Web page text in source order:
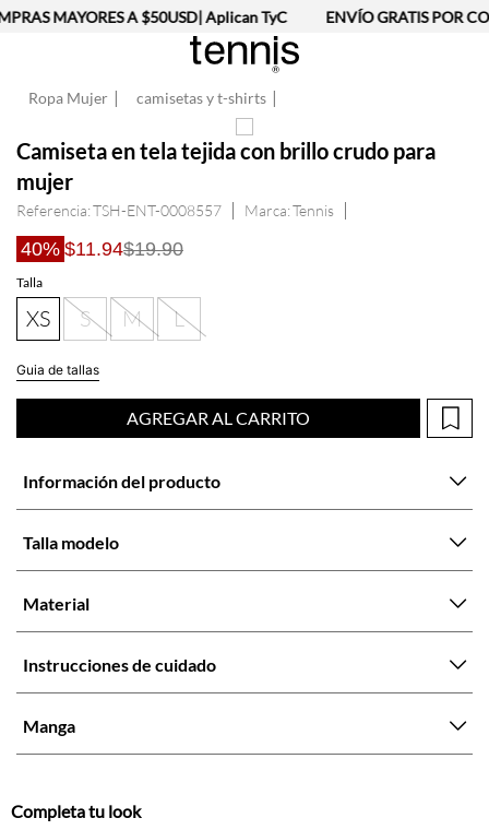
MAYORES A $50USD| Aplican TyC ENVÍO GRATIS POR
Ropa Mujer camisetas y t-shirts
Camiseta en tela tejida con brillo crudo para
mujer
Referencia:TSH-ENT-0008557 Tennis
40% $11.94$19.90
Talla
XS S M L
Guia de tallas
AGREGAR AL CARRITO
Información del producto
Talla modelo
Material
Instrucciones de cuidado
Manga
Completa tu look